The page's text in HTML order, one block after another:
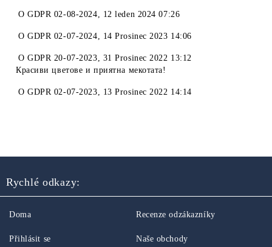
OGDPR 02-08-2024, 12 leden 2024 07:26
OGDPR 02-07-2024, 14 Prosinec 2023 14:06
OGDPR 20-07-2023, 31 Prosinec 2022 13:12
Красиви цветове и приятна мекотата!
OGDPR 02-07-2023, 13 Prosinec 2022 14:14
Rychlé odkazy:
Doma
Přihlásit se
Recenze odzákazníky
Naše obchody